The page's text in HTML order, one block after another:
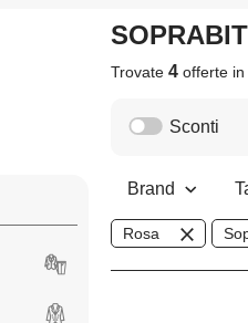
Trovate4 offerte in
Sconti
Brand
Rosa